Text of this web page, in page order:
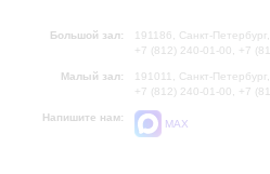
Большой зал:
191186, Санкт-
+7 (812) 240-01-00, +7
Малый зал:
191011, Санкт-
+7 (812) 240-01-00, +7
Напишите нам:
MAX